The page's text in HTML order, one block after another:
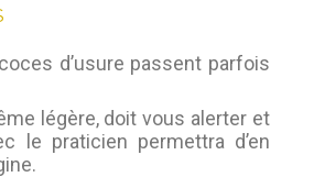
d’usure passent parfois
légère, doit vous alerter et
le praticien permettra d’en